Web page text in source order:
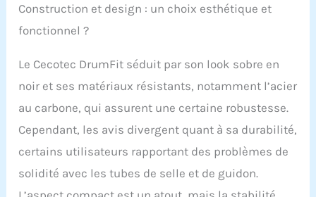
personnalisée :
différents
Hands Free : comprend
un support pour
tablette, livre, etc. Écran
LCD avec panneau de
vitesse, le temps, la
distance et les calories
Construction et design : un choix esthétique et
fonctionnel ?
Le Cecotec DrumFit séduit par son look sobre en
noir et ses matériaux résistants, notamment l’acier
au carbone, qui assurent une certaine robustesse.
Cependant, les avis divergent quant à sa durabilité,
certains utilisateurs rapportant des problèmes de
solidité avec les tubes de selle et de guidon.